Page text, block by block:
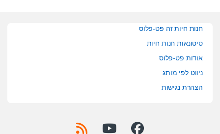
חנות חיות זה פט-פלוס
סיטונאות חנות חיות
אודות פט-פלוס
ניווט לפי מותג
הצהרת נגישות